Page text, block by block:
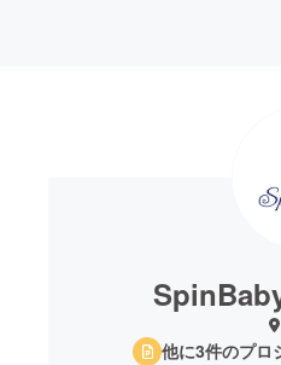
他に3件のプロ